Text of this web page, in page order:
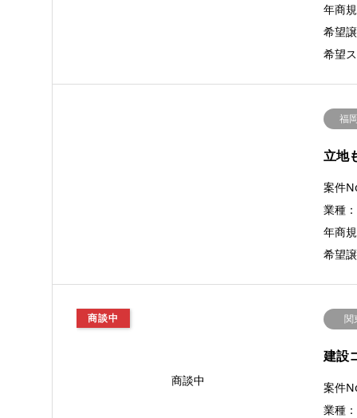
年商
希望
希望
福
立地
案件
業種
年商
希望
商談中
商談中 関
建設
案件
業種